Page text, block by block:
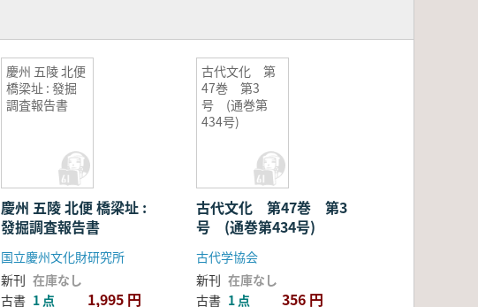
慶州 五陵 北便
橋梁址 : 發掘
調査報告書
慶州 五陵 北便 橋梁址 :
發掘調査報告書
国立慶州文化財研究所
新刊 在庫なし
古書 1 点 1,995 円
古代文化 第
47巻 第3
号 (通巻第
434号)
古代文化 第47巻 第3
号 (通巻第434号)
古代学協会
新刊 在庫なし
古書 1 点 356 円